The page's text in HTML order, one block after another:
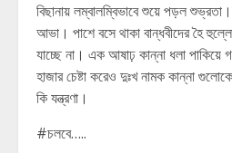
বিছানায় লম্বালম্বিভাবে শুয়ে পড়ল
আভা। পাশে বসে থাকা বান্ধবীদের হৈ
যাচ্ছে না। এক আষাঢ় কান্না ধলা
হাজার চেষ্টা করেও দুঃখ নামক কান্না
কি যন্ত্রণা।
#চলবে…..